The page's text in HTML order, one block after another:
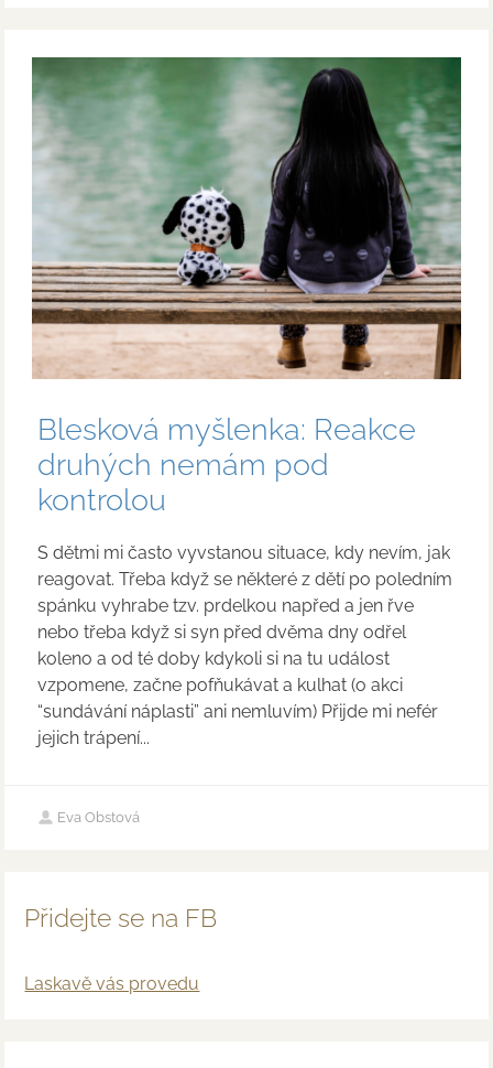
Blesková myšlenka: Reakce
druhých nemám pod
kontrolou
S dětmi mi často vyvstanou situace, kdy nevím, jak
reagovat. Třeba když se některé z dětí po poledním
spánku vyhrabe tzv. prdelkou napřed a jen řve
nebo třeba když si syn před dvěma dny odřel
koleno a od té doby kdykoli si na tu událost
vzpomene, začne pofňukávat a kulhat (o akci
“sundávání náplasti” ani nemluvím) Přijde mi nefér
jejich trápení...
Eva Obstová
Přidejte se na FB
Laskavě vás provedu